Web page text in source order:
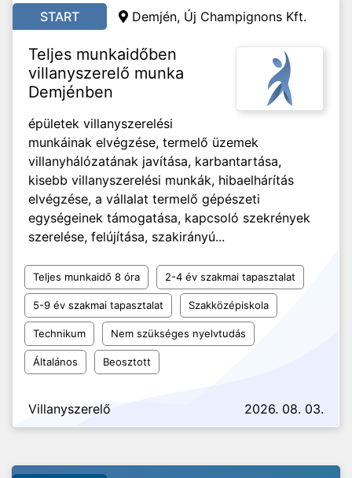
START Demjén, Új Champignons Kft.
Teljes munkaidőben
villanyszerelő munka
Demjénben
épületek villanyszerelési
munkáinak elvégzése, termelő üzemek
villanyhálózatának javítása, karbantartása,
kisebb villanyszerelési munkák, hibaelhárítás
elvégzése, a vállalat termelő gépészeti
egységeinek támogatása, kapcsoló szekrények
szerelése, felújítása, szakirányú...
Teljes munkaidő 8 óra 2-4 év szakmai tapasztalat
5-9 év szakmai tapasztalat Szakközépiskola
Technikum Nem szükséges nyelvtudás
Általános Beosztott
Villanyszerelő 2026. 08. 03.